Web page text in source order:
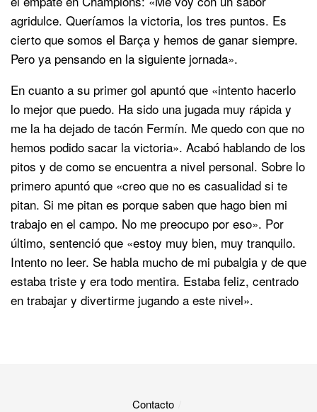
agridulce. Queríamos la victoria, los tres puntos. Es
cierto que somos el Barça y hemos de ganar siempre.
Pero ya pensando en la siguiente jornada».
En cuanto a su primer gol apuntó que «intento hacerlo
lo mejor que puedo. Ha sido una jugada muy rápida y
me la ha dejado de tacón Fermín. Me quedo con que no
hemos podido sacar la victoria». Acabó hablando de los
pitos y de como se encuentra a nivel personal. Sobre lo
primero apuntó que «creo que no es casualidad si te
pitan. Si me pitan es porque saben que hago bien mi
trabajo en el campo. No me preocupo por eso». Por
último, sentenció que «estoy muy bien, muy tranquilo.
Intento no leer. Se habla mucho de mi pubalgia y de que
estaba triste y era todo mentira. Estaba feliz, centrado
en trabajar y divertirme jugando a este nivel».
Contacto